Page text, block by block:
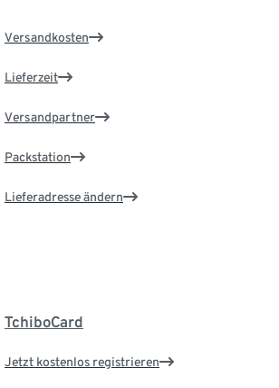
Versandkosten
Lieferzeit
Versandpartner
Packstation
Lieferadresse ändern
TchiboCard
Jetzt kostenlos registrieren